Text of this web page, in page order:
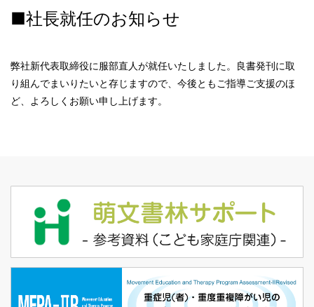
■社長就任のお知らせ
弊社新代表取締役に服部直人が就任いたしました。良書発刊に取
り組んでまいりたいと存じますので、今後ともご指導ご支援のほ
ど、よろしくお願い申し上げます。